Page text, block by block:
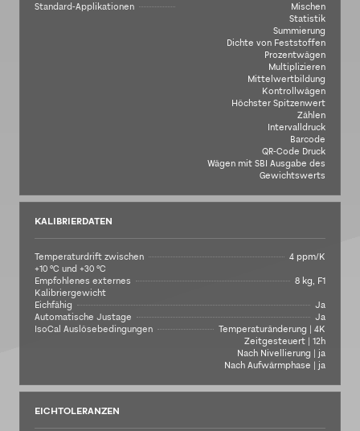
Standard-Applikationen
Mischen
Statistik
Summierung
Dichte von Feststoffen
Prozentwägen
Multiplizieren
Mittelwertbildung
Kontrollwägen
Höchster Spitzenwert
Zählen
Intervalldruck
Barcode
QR-Code Druck
Wägen mit SBI Ausgabe des
Gewichtswerts
KALIBRIERDATEN
Temperaturdrift zwischen
+10 °C und +30 °C
4 ppm/K
Empfohlenes externes
Kalibriergewicht
8 kg, F1
Eichfähig
Ja
Automatische Justage
Ja
IsoCal Auslösebedingungen
Temperaturänderung | 4K
Zeitgesteuert | 12h
Nach Nivellierung | ja
Nach Aufwärmphase | ja
EICHTOLERANZEN